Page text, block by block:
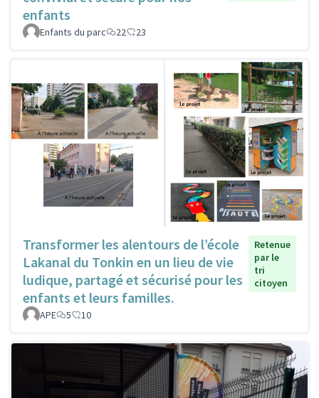
enfants
Enfants du parc 22 23
Transformer les alentours de l’école
Lakanal du Tonkin en un lieu de vie
ludique, partagé et sécurisé pour les
enfants et leurs familles.
Retenue
par le
tri
citoyen
APE 5 10